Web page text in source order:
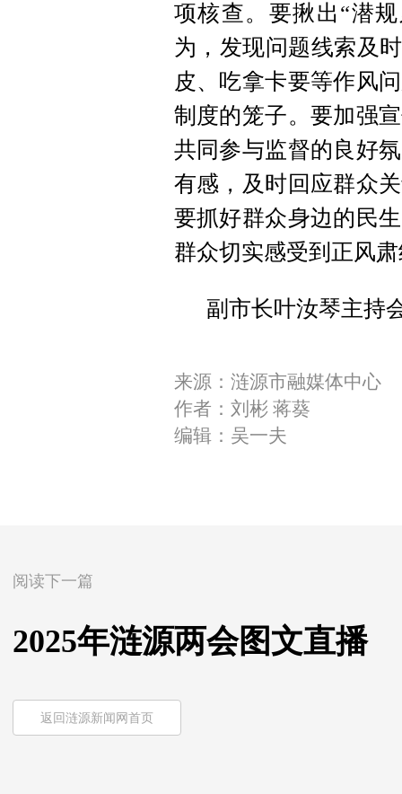
项核查。要揪出“潜
为，发现问题线索及
皮、吃拿卡要等作风
制度的笼子。要加强
共同参与监督的良好
有感，及时回应群众
要抓好群众身边的民
群众切实感受到正风
副市长叶汝琴主持
来源：涟源市融媒体中心
作者：刘彬 蒋葵
编辑：吴一夫
阅读下一篇
2025年涟源两会图文直播
返回涟源新闻网首页